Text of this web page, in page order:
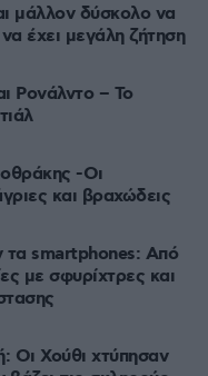
μάλλον δύσκολο να
έχει μεγάλη ζήτηση
Ρονάλντο – Το
-Οι
και βραχώδεις
τα smartphones: Από
με σφυρίχτρες και
Οι Χούθι χτύπησαν